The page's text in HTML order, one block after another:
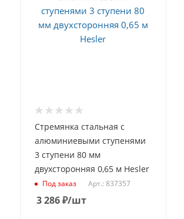
Стремянка стальная с
алюминиевыми ступенями
3 ступени 80 мм
двухсторонняя 0,65 м Hesler
Под заказ Арт.: 837357
3 286₽/шт